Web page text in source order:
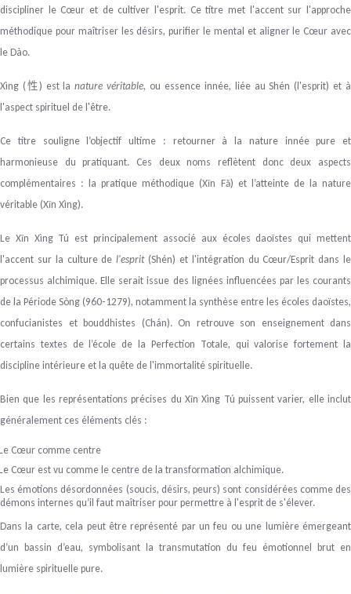
discipliner le Cœur et de cultiver l'esprit. Ce titre met l'accent sur l'approche
méthodique pour maîtriser les désirs, purifier le mental et aligner le Cœur avec
le Dào.
Xìng (性) est lanature véritable, ou essence innée, liée au Shén (l'esprit) et à
l'aspect spirituel de l'être.
Ce titre souligne l’objectif ultime : retourner à la nature innée pure et
harmonieuse du pratiquant. Ces deux noms reflètent donc deux aspects
complémentaires : la pratique méthodique (Xīn Fǎ) et l’atteinte de la nature
véritable (Xīn Xìng).
Le Xīn Xìng Tú est principalement associé aux écoles daoïstes qui mettent
l'accent sur la culture del'esprit(Shén) et l'intégration du Cœur/Esprit dans le
processus alchimique. Elle serait issue des lignées influencées par les courants
de la Période Sòng (960-1279), notamment la synthèse entre les écoles daoïstes,
confucianistes et bouddhistes (Chán). On retrouve son enseignement dans
certains textes de l’école de la Perfection Totale, qui valorise fortement la
discipline intérieure et la quête de l'immortalité spirituelle.
Bien que les représentations précises du Xīn Xìng Tú puissent varier, elle inclut
généralement ces éléments clés :
Cœur comme centre
Cœur est vu comme le centre de la transformation alchimique.
Les émotions désordonnées (soucis, désirs, peurs) sont considérées comme des
démons internes qu’il faut maîtriser pour permettre à l'esprit de s'élever.
Dans la carte, cela peut être représenté par un feu ou une lumière émergeant
d’un bassin d’eau, symbolisant la transmutation du feu émotionnel brut en
lumière spirituelle pure.